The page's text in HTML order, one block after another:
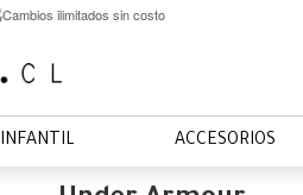
Cambios ilimitados sin costo
INFANTIL ACCESORIOS